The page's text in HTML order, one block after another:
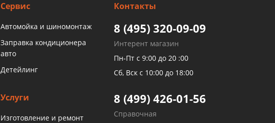
Сервис
Автомойка и шиномонтаж
Заправка кондиционера
авто
Детейлинг
Услуги
Изготовление и ремонт
Контакты
8 (495) 320-09-09
Интерент магазин
Пн-Пт с 9:00 до 20 :00
Сб, Вск с 10:00 до 18:00
8 (499) 426-01-56
Справочная